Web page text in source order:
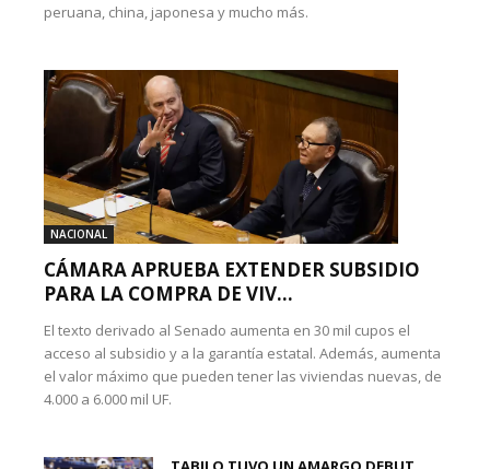
peruana, china, japonesa y mucho más.
NACIONAL
CÁMARA APRUEBA EXTENDER SUBSIDIO
PARA LA COMPRA DE VIV...
El texto derivado al Senado aumenta en 30 mil cupos el
acceso al subsidio y a la garantía estatal. Además, aumenta
el valor máximo que pueden tener las viviendas nuevas, de
4.000 a 6.000 mil UF.